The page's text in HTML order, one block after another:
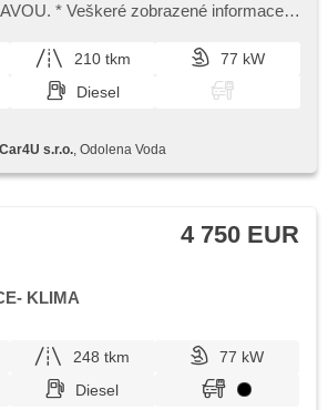
Lenkrad einstellbar,
El. Spiegel, Wegfahrsperre,
mit Funkfernbedienung,
Sportsitze, Lederpolsterung,
Positionssitze, Reifendrucksensor,
beheizte Spiegel, Teilbare
Getönte Scheiben,
​* Veškeré zobrazené informace
210 tkm
77 kW
Diesel
Car4U s.r.o. , Odolena Voda
4 750 EUR
KLIMA
248 tkm
77 kW
Diesel